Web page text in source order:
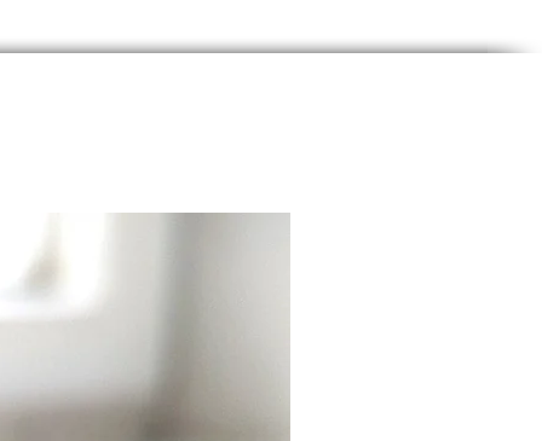
Gewicht: Mit einem
Design, das auf einer Seite
ist und somit klar und
Die Rückseite der
leer, was ihr ein sauberes